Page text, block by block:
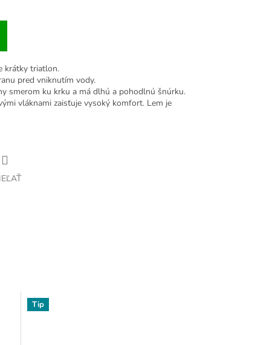
krátky triatlon.
pred vniknutím vody.
smerom ku krku a má dlhú a pohodlnú šnúrku.
vláknami zaisťuje vysoký komfort. Lem je
Tip